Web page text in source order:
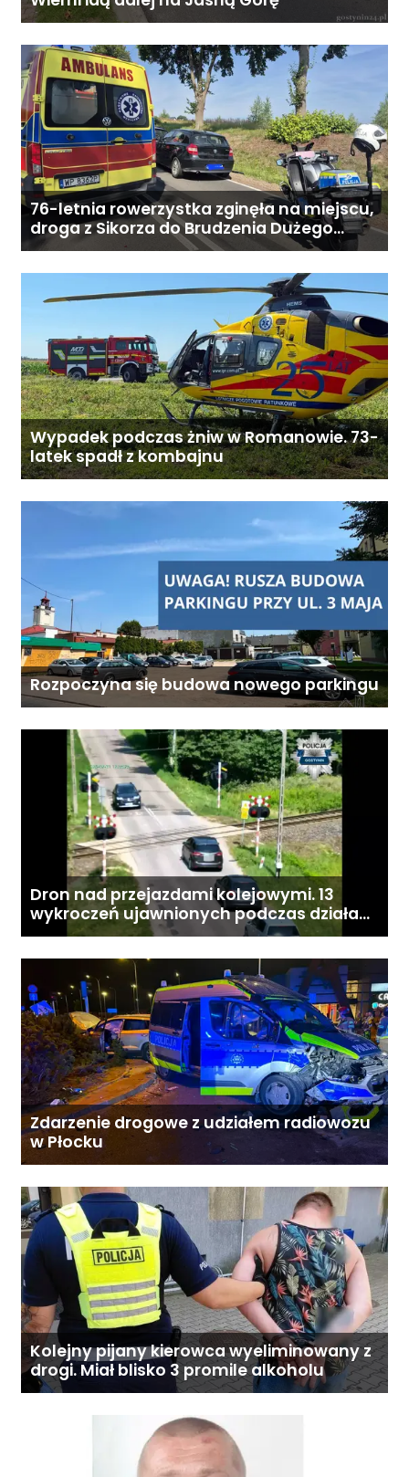
76-letnia rowerzystka zginęła na miejscu,
droga z Sikorza do Brudzenia Dużego
zablokowana
Wypadek podczas żniw w Romanowie. 73-
latek spadł z kombajnu
Rozpoczyna się budowa nowego parkingu
Dron nad przejazdami kolejowymi. 13
wykroczeń ujawnionych podczas działań
„Bezpieczny przejazd kolejowy”
Zdarzenie drogowe z udziałem radiowozu
w Płocku
Kolejny pijany kierowca wyeliminowany z
drogi. Miał blisko 3 promile alkoholu